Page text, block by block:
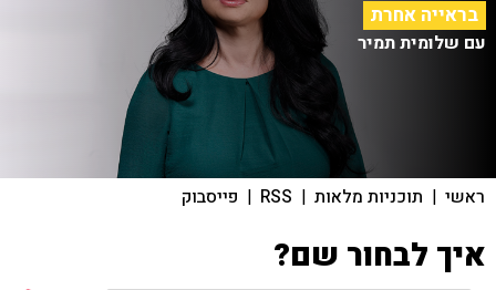
בראייה אחרת
עם שלומית תמיר
ראשי | תוכניות מלאות |
RSS
| פייסבוק
איך לבחור שם?